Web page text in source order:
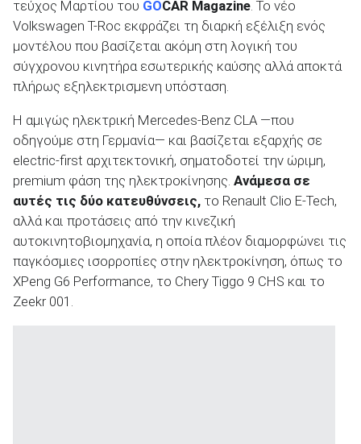
ΑΝΑΖΗΤΗΣΗ
Επιχειρήσεις
τεύχος Μαρτίου του GOCAR Magazine. Το νέο
Volkswagen T-Roc εκφράζει τη διαρκή εξέλιξη ενός
μοντέλου που βασίζεται ακόμη στη λογική του
σύγχρονου κινητήρα εσωτερικής καύσης αλλά αποκτά
πλήρως εξηλεκτρισμενη υπόσταση.
Η αμιγώς ηλεκτρική Mercedes-Benz CLA —που
οδηγούμε στη Γερμανία— και βασίζεται εξαρχής σε
electric-first αρχιτεκτονική, σηματοδοτεί την ώριμη,
premium φάση της ηλεκτροκίνησης. Ανάμεσα σε
αυτές τις δύο κατευθύνσεις, το Renault Clio E-Tech,
αλλά και προτάσεις από την κινεζική
αυτοκινητοβιομηχανία, η οποία πλέον διαμορφώνει τις
παγκόσμιες ισορροπίες στην ηλεκτροκίνηση, όπως το
XPeng G6 Performance, το Chery Tiggo 9 CHS και το
Zeekr 001.